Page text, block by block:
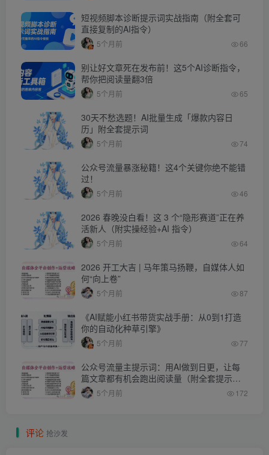
短视频脚本诊断提示词实战指南（附全套可
直接复制的AI指令）
5个月前 66
别让好文章死在发布前！这5个AI诊断指令，
帮你把阅读量翻3倍
5个月前 65
30天不愁选题！AI批量生成「爆款内容日
历」附全套提示词
5个月前 74
公众号流量暴涨秘籍！这4个关键你绝不能错
过！
5个月前 46
2026 春晚没白看！这 3 个“隐形赛道”正在养
活新人（附实操经验+AI 指令）
5个月前 64
2026 开工大吉 | 马年策马扬鞭，自媒体人如
何“向上卷”
5个月前 87
《AI赋能小红书带货实战手册：从0到1打造
你的自动化种草引擎》
5个月前 77
公众号流量主提示词：用AI做到日更，让每
篇文章都有机会跑出阅读量（附全套提示
词）5个月前 172
评论 抢沙发